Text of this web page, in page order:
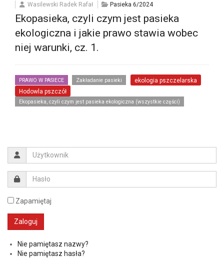
Wasilewski Radek Rafał Pasieka 6/2024
Ekopasieka, czyli czym jest pasieka
ekologiczna i jakie prawo stawia wobec
niej warunki, cz. 1.
PRAWO W PASIECE Zakładanie pasieki
ekologia pszczelarska
Hodowla pszczół
Ekopasieka, czyli czym jest pasieka ekologiczna (wszystkie części)
Zapamiętaj
Nie pamiętasz nazwy?
Nie pamiętasz hasła?